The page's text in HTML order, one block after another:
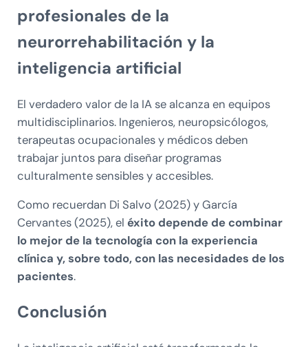
profesionales de la
neurorrehabilitación y la
inteligencia artificial
El verdadero valor de la IA se alcanza en equipos
multidisciplinarios. Ingenieros, neuropsicólogos,
terapeutas ocupacionales y médicos deben
trabajar juntos para diseñar programas
culturalmente sensibles y accesibles.
Como recuerdan Di Salvo (2025) y García
Cervantes (2025), el éxito depende de combinar
lo mejor de la tecnología con la experiencia
clínica y, sobre todo, con las necesidades de los
pacientes.
Conclusión